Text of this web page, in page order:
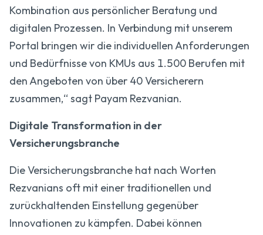
Kombination aus persönlicher Beratung und
digitalen Prozessen. In Verbindung mit unserem
Portal bringen wir die individuellen Anforderungen
und Bedürfnisse von KMUs aus 1.500 Berufen mit
den Angeboten von über 40 Versicherern
zusammen,“ sagt Payam Rezvanian.
Digitale Transformation in der
Versicherungsbranche
Die Versicherungsbranche hat nach Worten
Rezvanians oft mit einer traditionellen und
zurückhaltenden Einstellung gegenüber
Innovationen zu kämpfen. Dabei können